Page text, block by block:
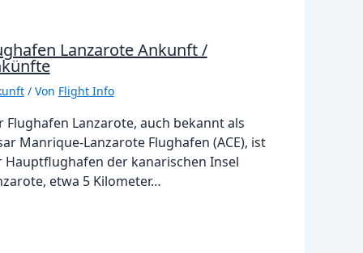
Lanzarote Ankunft /
/ Von Flight Info
Flughafen Lanzarote, auch bekannt als
Manrique-Lanzarote Flughafen (ACE), ist
Hauptflughafen der kanarischen Insel
etwa 5 Kilometer…